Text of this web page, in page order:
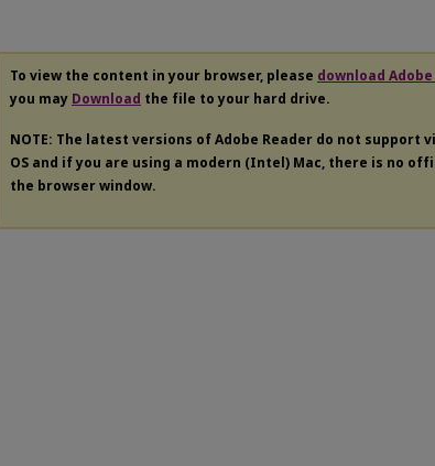
To view the content in your browser, please download
you may Download the file to your hard drive.
NOTE: The latest versions of Adobe Reader do not support
OS and if you are using a modern (Intel) Mac, there is no
the browser window.